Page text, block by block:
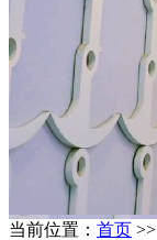
当前位置： 首页 >>